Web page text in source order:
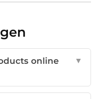
online
▼